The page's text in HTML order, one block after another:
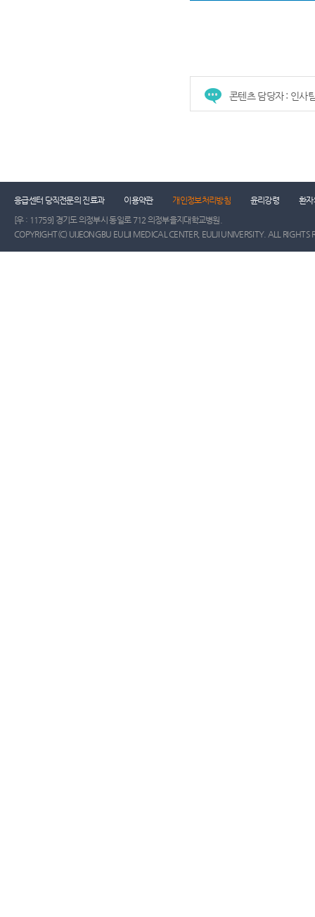
콘텐츠 담당자 : 인사
응급센터 당직전문의 진료과 이용약관 개인정보처리방침 윤리강령
환자
[우 : 11759] 경기도 의정부시 동일로 712 의정부을지대학교병원.
COPYRIGHT(C) UIJEONGBU EULJI MEDICAL CENTER, EULJI UNIVERSITY. ALL RIGHTS